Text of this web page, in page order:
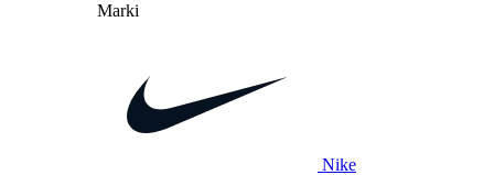
Marki
Nike